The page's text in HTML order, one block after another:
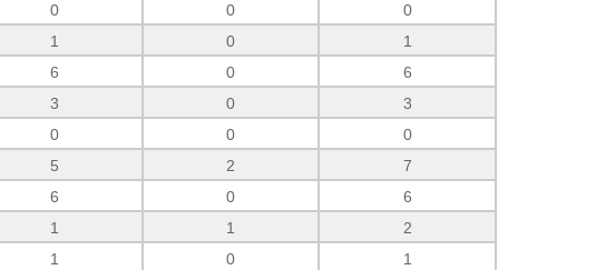
0 0
0
1 0
1
6 0
6
3 0
3
0 0
0
5 2
7
6 0
6
1 1
2
1 0
1